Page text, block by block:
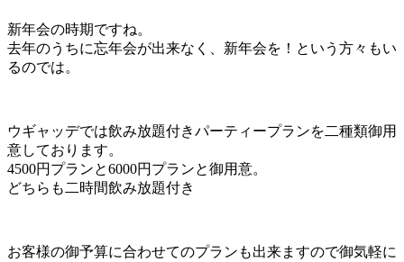
新年会の時期ですね。
去年のうちに忘年会が出来なく、新年会を！という方々もい
るのでは。
ウギャッデでは飲み放題付きパーティープランを二種類御用
意しております。
4500円プランと6000円プランと御用意。
どちらも二時間飲み放題付き
お客様の御予算に合わせてのプランも出来ますので御気軽に